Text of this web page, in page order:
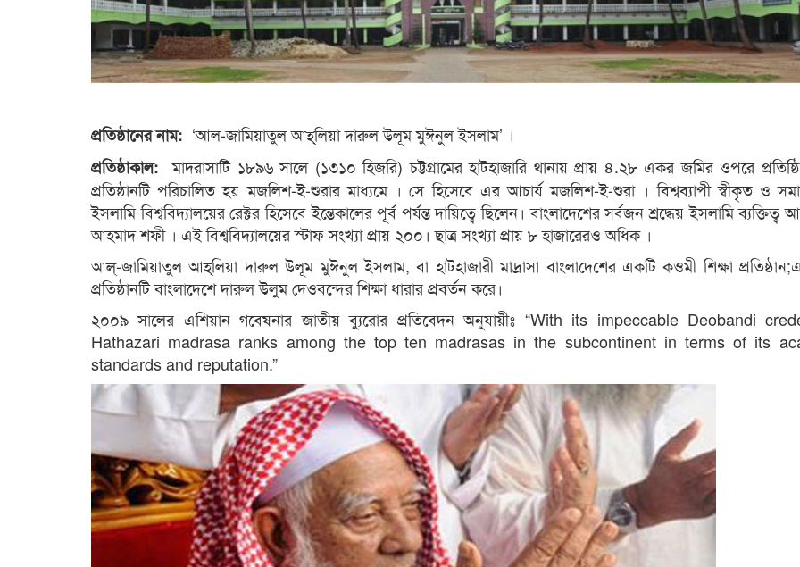
প্রতিষ্ঠানের নাম: ‘আল-জামিয়াতুল আহ্‌লিয়া দারুল উলূম মুঈনুল ইসলাম’ ।
প্রতিষ্ঠাকাল: মাদরাসাটি ১৮৯৬ সালে (১৩১০ হিজরি) চট্টগ্রামের হাটহাজারি থানায় প্রায় ৪.২৮ একর জমির ওপরে
প্রতিষ্ঠানটি পরিচালিত হয় মজলিশ-ই-শুরার মাধ্যমে । সে হিসেবে এর আচার্য মজলিশ-ই-শুরা । বিশ্বব্যাপী স্বীকৃত ও
ইসলামি বিশ্ববিদ্যালয়ের রেক্টর হিসেবে ইন্তেকালের পূর্ব পর্যন্ত দায়িত্বে ছিলেন। বাংলাদেশের সর্বজন শ্রদ্ধেয় ইসলামি ব্যক্তিত্ব
আহমাদ শফী । এই বিশ্ববিদ্যালয়ের স্টাফ সংখ্যা প্রায় ২০০। ছাত্র সংখ্যা প্রায় ৮ হাজারেরও অধিক ।
আল্‌-জামিয়াতুল আহ্‌লিয়া দারুল উলূম মুঈনুল ইসলাম, বা হাটহাজারী মাদ্রাসা বাংলাদেশের একটি কওমী শিক্ষা
প্রতিষ্ঠানটি বাংলাদেশে দারুল উলুম দেওবন্দের শিক্ষা ধারার প্রবর্তন করে।
২০০৯ সালের এশিয়ান গবেষনার জাতীয় ব্যুরোর প্রতিবেদন অনুযায়ীঃ “With its impeccable Deobandi
Hathazari madrasa ranks among the top ten madrasas in the subcontinent in terms of its
standards and reputation.”